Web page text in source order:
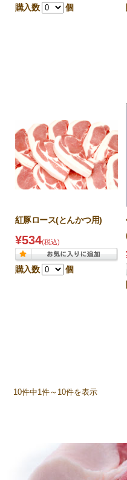
購入数 個
紅豚ロース(とんかつ用)
¥534(税込)
購入数 個
10件中1件～10件を表示